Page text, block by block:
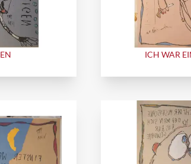
ICH WAR